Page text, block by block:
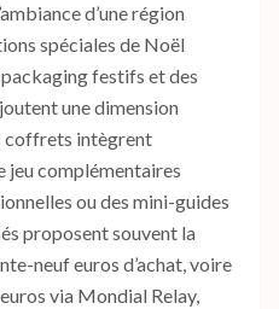
d’une région
spéciales de Noël
festifs et des
une dimension
coffrets intègrent
jeu complémentaires
ou des mini-guides
proposent souvent la
neuf euros d’achat, voire
via Mondial Relay,